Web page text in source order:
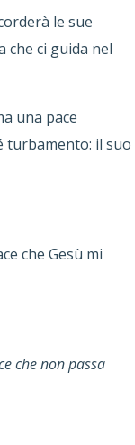
le sue
che ci guida nel
una pace
turbamento: il suo
che Gesù mi
che non passa